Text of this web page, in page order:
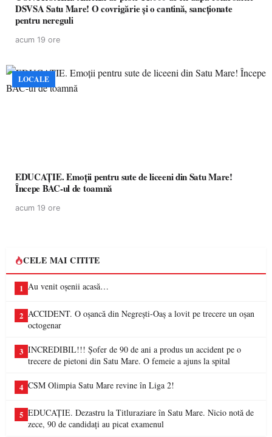
DSVSA Satu Mare! O covrigărie și o cantină, sancționate
pentru nereguli
acum 19 ore
LOCALE
EDUCAȚIE. Emoții pentru sute de liceeni din Satu Mare!
Începe BAC-ul de toamnă
acum 19 ore
CELE MAI CITITE
1 Au venit oșenii acasă…
2 ACCIDENT. O oșancă din Negrești-Oaș a lovit pe trecere un oșan
octogenar
3 INCREDIBIL!!! Șofer de 90 de ani a produs un accident pe o
trecere de pietoni din Satu Mare. O femeie a ajuns la spital
4 CSM Olimpia Satu Mare revine în Liga 2!
5 EDUCAȚIE. Dezastru la Titluraziare în Satu Mare. Nicio notă de
zece, 90 de candidați au picat examenul